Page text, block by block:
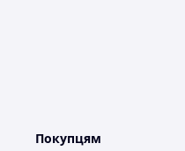
Покупцям